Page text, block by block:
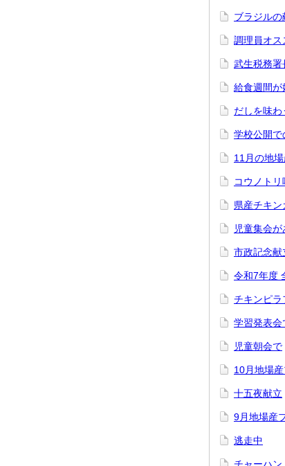
ブラジルの
調理員オス
武生税務署
給食週間が
だしを味わ
学校公開で
11月の地
コウノト
県産チキ
児童集会
市政記念献
令和7年度
チキンピラ
学習発表会
児童朝会で
10月地場
十五夜献立
9月地場産
逃走中